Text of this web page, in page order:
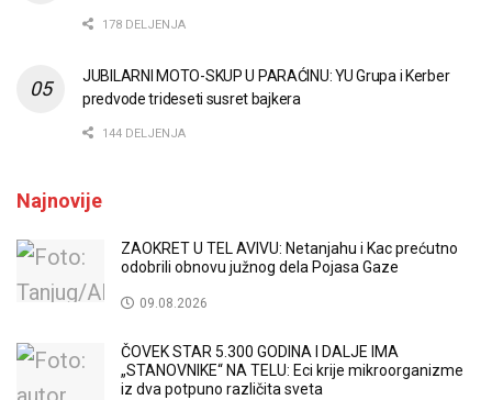
178 DELJENJA
JUBILARNI MOTO-SKUP U PARAĆINU: YU Grupa i Kerber
predvode trideseti susret bajkera
144 DELJENJA
Najnovije
ZAOKRET U TEL AVIVU: Netanjahu i Kac prećutno
odobrili obnovu južnog dela Pojasa Gaze
09.08.2026
ČOVEK STAR 5.300 GODINA I DALJE IMA
„STANOVNIKE“ NA TELU: Eci krije mikroorganizme
iz dva potpuno različita sveta